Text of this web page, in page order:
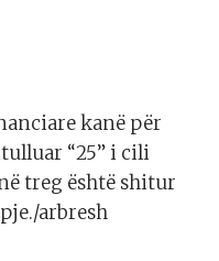
kanë për
“25” i cili
treg është shitur
arbresh